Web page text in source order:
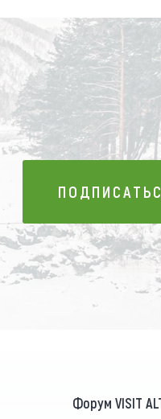
Форум VISIT